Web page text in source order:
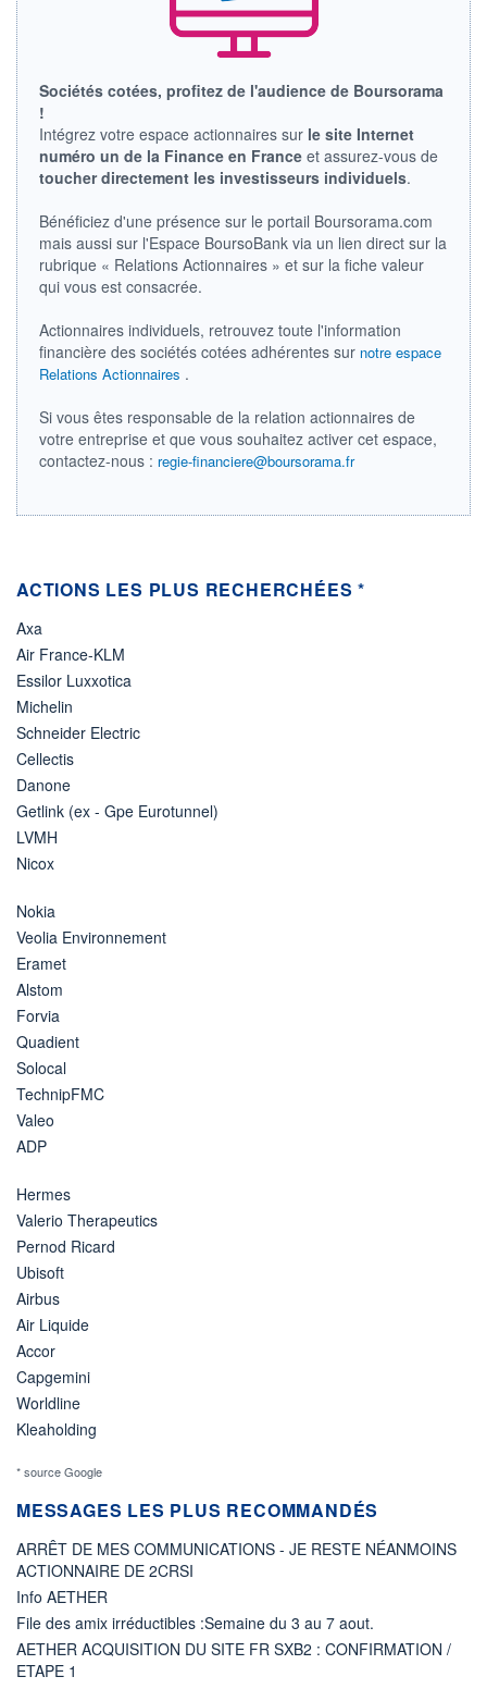
0,00%
DERNIER ÉCHANGE
10.04.23 / 21:27:13
LIMITE À LA
BAISSE
LIMITE À LA
HAUSSE
RENDEMENT
ESTIMÉ 2026
-
PER ESTIMÉ
2026
-
DERNIER
DIVIDENDE
0,00 CAD
DATE
DERNIER
DIVIDENDE
-
PROCHAIN
ÉLIGIBILITÉ
Non éligible
+ PORTEFEUILLE + LISTE
Sociétés cotées, profitez de l'audience de Boursorama
!
Intégrez votre espace actionnaires sur le site Internet
numéro un de la Finance en France et assurez-vous de
toucher directement les investisseurs individuels.
Bénéficiez d'une présence sur le portail Boursorama.com
mais aussi sur l'Espace BoursoBank via un lien direct sur la
rubrique « Relations Actionnaires » et sur la fiche valeur
qui vous est consacrée.
Actionnaires individuels, retrouvez toute l'information
financière des sociétés cotées adhérentes sur notre espace
Relations Actionnaires .
Si vous êtes responsable de la relation actionnaires de
votre entreprise et que vous souhaitez activer cet espace,
contactez-nous : regie-financiere@boursorama.fr
ACTIONS LES PLUS RECHERCHÉES *
Axa
Air France-KLM
Essilor Luxxotica
Michelin
Schneider Electric
Cellectis
Danone
Getlink (ex - Gpe Eurotunnel)
LVMH
Nicox
Nokia
Veolia Environnement
Eramet
Alstom
Forvia
Quadient
Solocal
TechnipFMC
Valeo
ADP
Hermes
Valerio Therapeutics
Pernod Ricard
Ubisoft
Airbus
Air Liquide
Accor
Capgemini
Worldline
Kleaholding
* source Google
MESSAGES LES PLUS RECOMMANDÉS
ARRÊT DE MES COMMUNICATIONS - JE RESTE NÉANMOINS
ACTIONNAIRE DE 2CRSI
Info AETHER
File des amix irréductibles :Semaine du 3 au 7 aout.
AETHER ACQUISITION DU SITE FR SXB2 : CONFIRMATION /
ETAPE 1